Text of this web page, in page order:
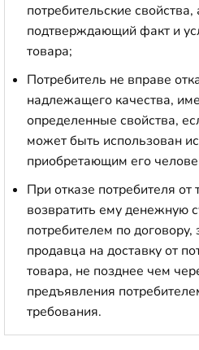
потребительские
подтверждающий факт и
товара;
Потребитель не вправе
надлежащего качества,
определенные свойства,
может быть использован
приобретающим его
При отказе потребителя
возвратить ему денежную
потребителем по
продавца на доставку от
товара, не позднее чем
предъявления
требования.